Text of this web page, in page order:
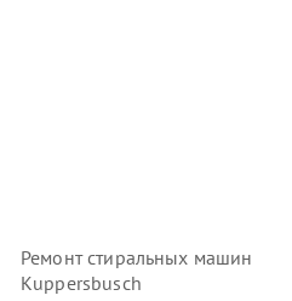
Ремонт стиральных машин
Kuppersbusch